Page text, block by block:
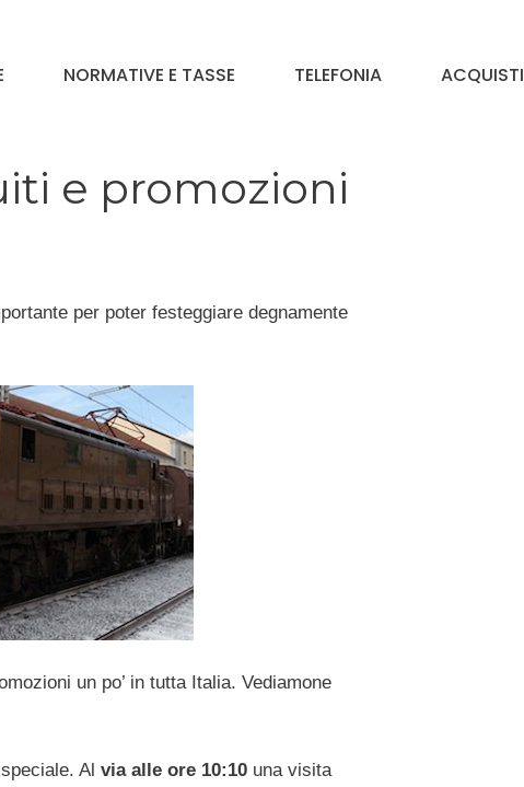
NORMATIVE E TASSE TELEFONIA ACQUISTI
e promozioni
per poter festeggiare degnamente
un po’ in tutta Italia. Vediamone
Al via alle ore 10:10 una visita